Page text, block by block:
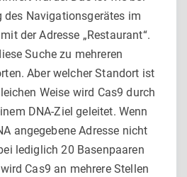
des Navigationsgerätes im
der Adresse „Restaurant“.
Suche zu mehreren
Aber welcher Standort ist
Weise wird Cas9 durch
DNA-Ziel geleitet. Wenn
angegebene Adresse nicht
lediglich 20 Basenpaaren
Cas9 an mehrere Stellen